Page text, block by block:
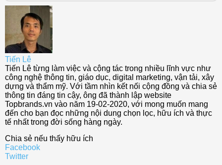
Tiến Lê
Tiến Lê từng làm việc và cộng tác trong nhiều lĩnh vực như
công nghệ thông tin, giáo dục, digital marketing, vận tải, xây
dựng và thẩm mỹ. Với tầm nhìn kết nối cộng đồng và chia sẻ
thông tin đáng tin cậy, ông đã thành lập website
Topbrands.vn vào năm 19-02-2020, với mong muốn mang
đến cho bạn đọc những nội dung chọn lọc, hữu ích và thực
tế nhất trong đời sống hàng ngày.
Chia sẻ nếu thấy hữu ích
Facebook
Twitter